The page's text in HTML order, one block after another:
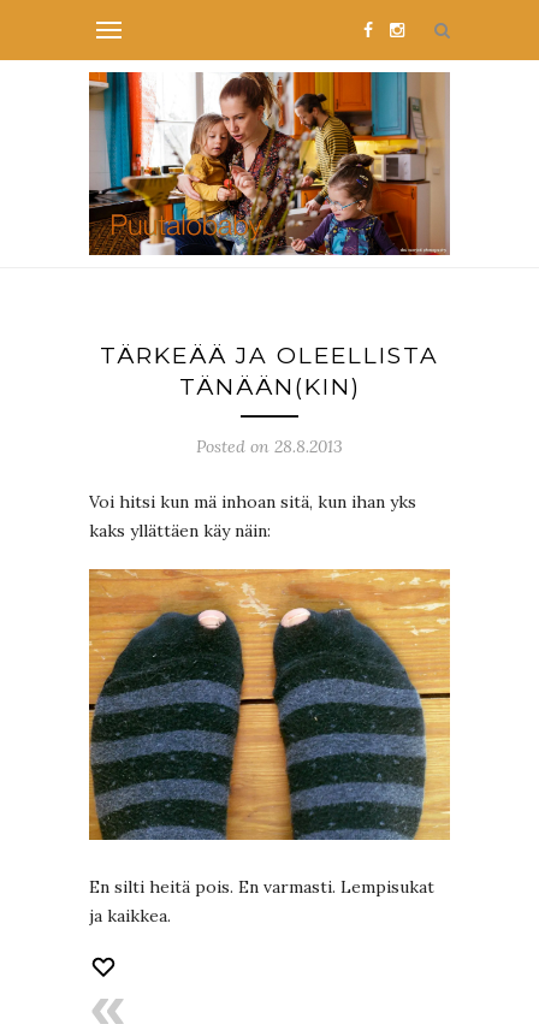
TÄRKEÄÄ JA OLEELLISTA
TÄNÄÄN(KIN)
Posted on 28.8.2013
Voi hitsi kun mä inhoan sitä, kun ihan yks
kaks yllättäen käy näin:
En silti heitä pois. En varmasti. Lempisukat
ja kaikkea.